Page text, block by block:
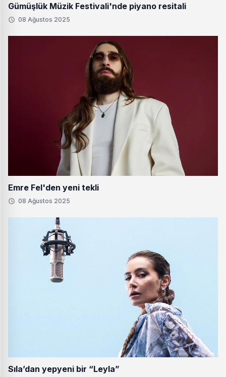
Gümüşlük Müzik Festivali'nde piyano resitali
08 Ağustos 2025
Emre Fel'den yeni tekli
08 Ağustos 2025
Sıla’dan yepyeni bir “Leyla”